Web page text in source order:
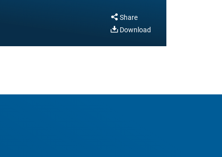
Share
Download